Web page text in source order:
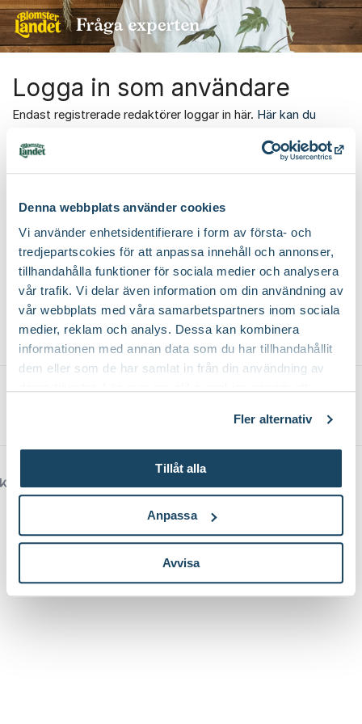
Denna webbplats använder cookies
Vi använder enhetsidentifierare i form av första- och
tredjepartscokies för att anpassa innehåll och annonser,
tillhandahålla funktioner för sociala medier och analysera
vår trafik. Vi delar även information om din användning av
vår webbplats med våra samarbetspartners inom sociala
medier, reklam och analys. Dessa kan kombinera
informationen med annan data som du har tillhandahållit
dem eller som de har samlat in från din användning av
Fler alternativ
Tillåt alla
Anpassa
Avvisa
Hoppa till innehåll
Logga in som användare
Endast registrerade redaktörer loggar in här. Här kan du
Password
Logga in
Glömt dina inloggningsuppgifter?
//
Kundforum från
Logga in
Om cookies